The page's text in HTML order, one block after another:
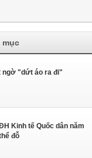
mục
ngờ "dứt áo ra đi"
Kinh tế Quốc dân năm
đỗ